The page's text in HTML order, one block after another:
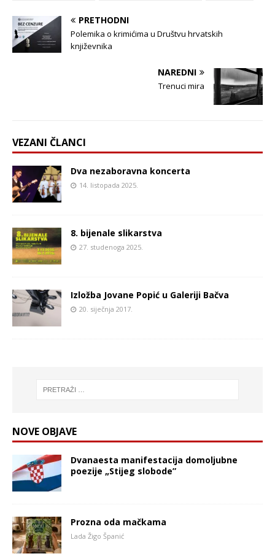
PRETHODNI
Polemika o krimićima u Društvu hrvatskih
književnika
NAREDNI
Trenuci mira
VEZANI ČLANCI
Dva nezaboravna koncerta
14. listopada 2025.
8. bijenale slikarstva
27. studenoga 2025.
Izložba Jovane Popić u Galeriji Bačva
20. siječnja 2017.
NOVE OBJAVE
Dvanaesta manifestacija domoljubne
poezije „Stijeg slobode”
Prozna oda mačkama
Lada Žigo Španić